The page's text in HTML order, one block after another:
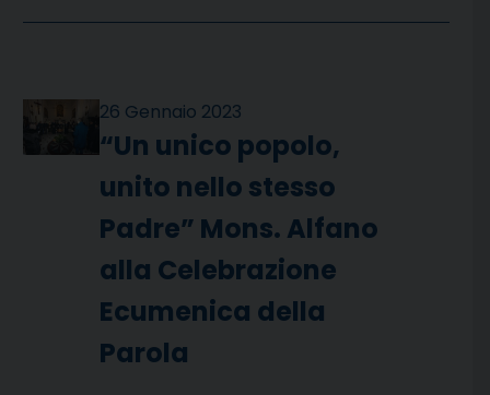
26 Gennaio 2023
“Un unico popolo,
unito nello stesso
Padre” Mons. Alfano
alla Celebrazione
Ecumenica della
Parola